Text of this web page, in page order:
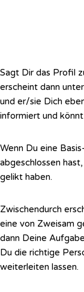
Sagt Dir das Profil
erscheint dann
und er/sie Dich
informiert und
Wenn Du eine
abgeschlossen
gelikt haben.
Zwischendurch
eine von Zweisam
dann Deine
Du die richtige
weiterleiten lassen.